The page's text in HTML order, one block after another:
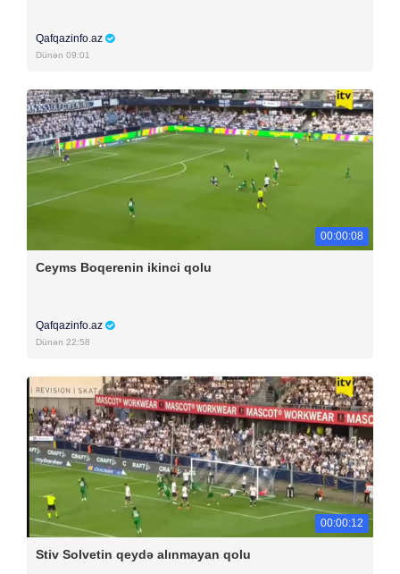
Qafqazinfo.az
Dünən 09:01
00:00:08
Ceyms Boqerenin ikinci qolu
Qafqazinfo.az
Dünən 22:58
00:00:12
Stiv Solvetin qeydə alınmayan qolu